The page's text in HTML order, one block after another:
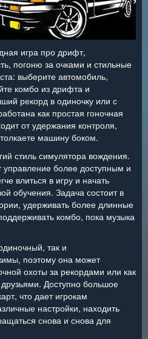
игра про дрифт,
погоню за очками и стильные
выберите автомобиль,
комбо из дрифта и
рекорд в одиночку или с
как простая гоночная
от удержания контроля,
машину боком.
стиль симулятора вождения.
управление более доступным и
влиться в игру и начать
обучения. Задача состоит в
удерживать более длинные
комбо, пока музыка
так и
поэтому она может
охоты за рекордами или как
Доступно большое
что дает игрокам
настройки, находить
снова и снова для